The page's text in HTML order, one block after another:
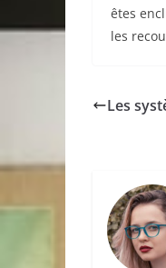
êtes
les
Les